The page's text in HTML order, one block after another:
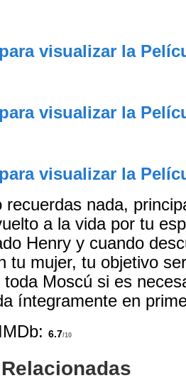
visualizar la
visualizar la
visualizar la
recuerdas nada,
a la vida por tu
Henry y cuando
tu mujer, tu objetivo
toda Moscú si es
íntegramente en
6.7/10